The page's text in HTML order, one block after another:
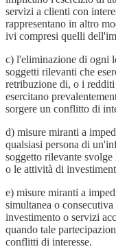
servizi a clienti con
rappresentano in altro
ivi compresi quelli
c) l'eliminazione di ogni
soggetti rilevanti che
retribuzione di, o i
esercitano
sorgere un conflitto di
d) misure miranti a
qualsiasi persona di
soggetto rilevante
o le attività di
e) misure miranti a
simultanea o
investimento o servizi
quando tale
conflitti di interesse.